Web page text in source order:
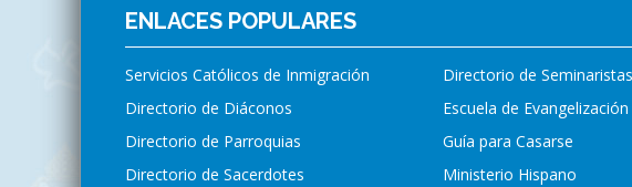
ENLACES POPULARES
Servicios Católicos de Inmigración
Directorio de Diáconos
Directorio de Parroquias
Directorio de Sacerdotes
Directorio de Seminaristas
Escuela de
Guía para Casarse
Ministerio Hispano